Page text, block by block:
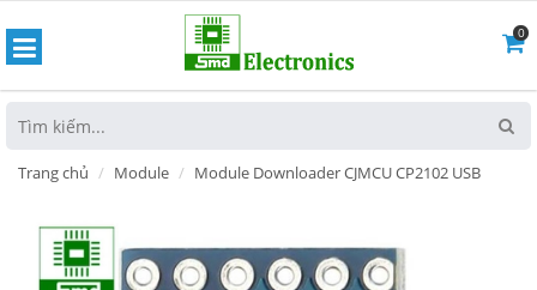
0
Trang chủ Module Module Downloader CJMCU CP2102 USB